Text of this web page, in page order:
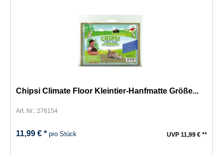
Chipsi Climate Floor Kleintier-Hanfmatte Größe...
Art. Nr.: 276154
11,99 € *pro Stück UVP 11,99 € **